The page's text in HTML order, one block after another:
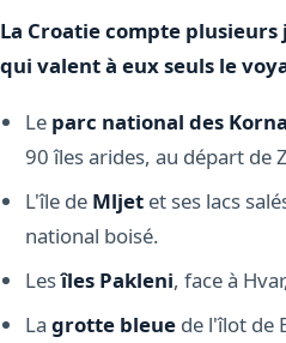
La Croatie compte
qui valent à eux seuls le
Le parc national des
90 îles arides, au départ de
L'île de Mljetet ses lacs
national boisé.
Lesîles Pakleni, face à
La grotte bleuede l'îlot de